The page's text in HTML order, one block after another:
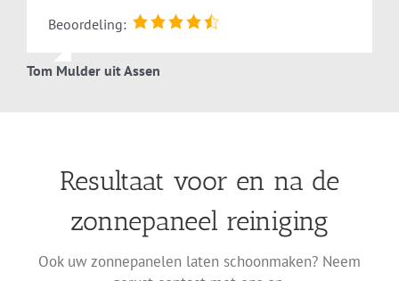
Andere vraag of vrijblijvende offerte ontvangen?
Hoe vaak moet ik mijn zonnepanelen laten
Beoordeling:
Tom Mulder uit Assen
Resultaat voor en na de
zonnepaneel reiniging
Ook uw zonnepanelen laten schoonmaken? Neem